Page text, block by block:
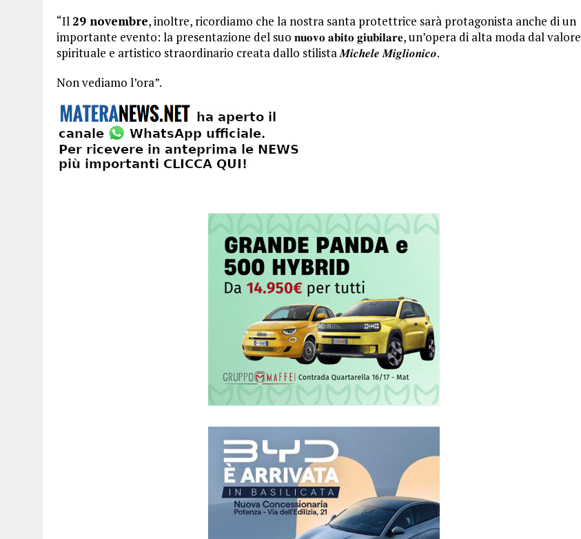
“Il 29 novembre, inoltre, ricordiamo che la nostra santa protettrice sarà protagonista anche di un
importante evento: la presentazione del suo 𝐧𝐮𝐨𝐯𝐨 𝐚𝐛𝐢𝐭𝐨 𝐠𝐢𝐮𝐛𝐢𝐥𝐚𝐫𝐞, un’opera di alta moda dal valore
spirituale e artistico straordinario creata dallo stilista 𝑴𝒊𝒄𝒉𝒆𝒍𝒆 𝑴𝒊𝒈𝒍𝒊𝒐𝒏𝒊𝒄𝒐.
Non vediamo l’ora”.